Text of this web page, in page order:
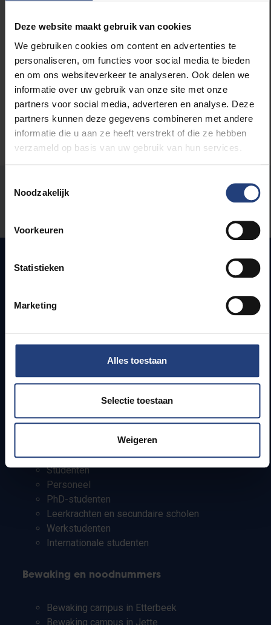
Deze website maakt gebruik van cookies
We gebruiken cookies om content en advertenties te
personaliseren, om functies voor social media te bieden
en om ons websiteverkeer te analyseren. Ook delen we
informatie over uw gebruik van onze site met onze
partners voor social media, adverteren en analyse. Deze
partners kunnen deze gegevens combineren met andere
informatie die u aan ze heeft verstrekt of die ze hebben
verzameld op basis van uw gebruik van hun services.
Noodzakelijk
Voorkeuren
Statistieken
Marketing
Alles toestaan
Selectie toestaan
Weigeren
Strafhof in Den Haag. Ze was tevens lid van de
Jobs
Lesroosters
Bereikbaarheid
Onderzoeksgroepen
Info voor
Pers
Studenten
Personeel
PhD-studenten
Leerkrachten en secundaire scholen
Werkstudenten
Internationale studenten
Bewaking en noodnummers
Bewaking campus in Etterbeek
Bewaking campus in Jette